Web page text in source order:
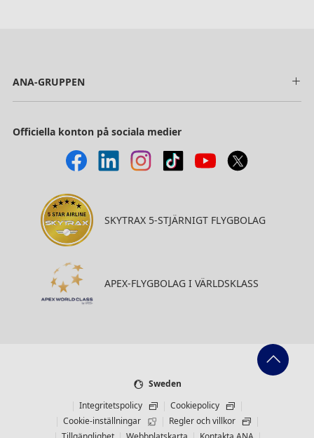
ANA-GRUPPEN
Officiella konton på sociala medier
SKYTRAX 5-STJÄRNIGT FLYGBOLAG
APEX-FLYGBOLAG I VÄRLDSKLASS
Sweden
Integritetspolicy
Cookiepolicy
Cookie-inställningar
Regler och villkor